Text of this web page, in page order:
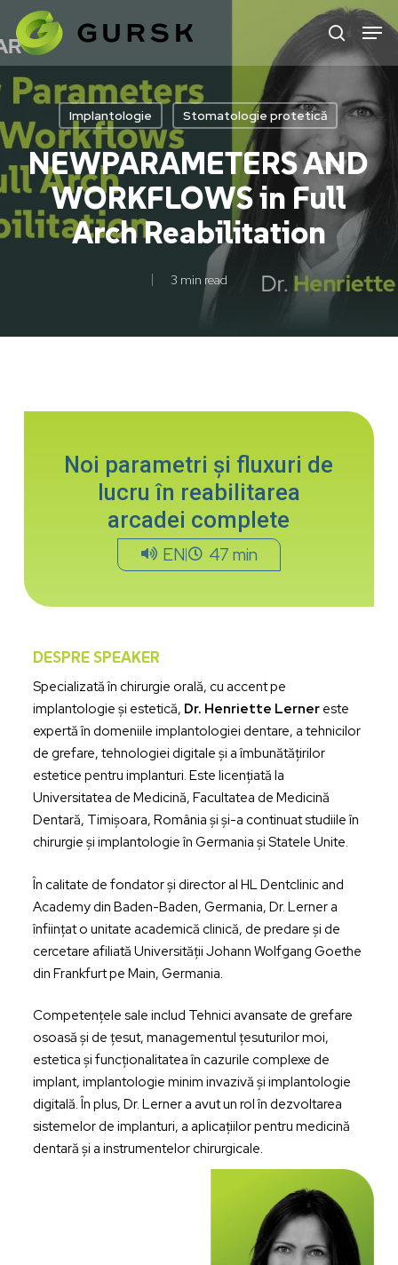
to
main
content
Implantologie Stomatologie protetică
NEWPARAMETERS AND
WORKFLOWS in Full
Arch Reabilitation
3 min read
Noi parametri și fluxuri de
lucru în reabilitarea
arcadei complete
EN 47 min
DESPRE SPEAKER
Specializată în chirurgie orală, cu accent pe
implantologie și estetică, Dr. Henriette Lernereste
expertă în domeniile implantologiei dentare, a tehnicilor
de grefare, tehnologiei digitale și a îmbunătățirilor
estetice pentru implanturi. Este licențiată la
Universitatea de Medicină, Facultatea de Medicină
Dentară, Timișoara, România și și-a continuat studiile în
chirurgie și implantologie în Germania și Statele Unite.
În calitate de fondator și director al HL Dentclinic and
Academy din Baden-Baden, Germania, Dr. Lerner a
înființat o unitate academică clinică, de predare și de
cercetare afiliată Universității Johann Wolfgang Goethe
din Frankfurt pe Main, Germania.
Competențele sale includ Tehnici avansate de grefare
osoasă și de țesut, managementul țesuturilor moi,
estetica și funcționalitatea în cazurile complexe de
implant, implantologie minim invazivă și implantologie
digitală. În plus, Dr. Lerner a avut un rol în dezvoltarea
sistemelor de implanturi, a aplicațiilor pentru medicină
dentară și a instrumentelor chirurgicale.